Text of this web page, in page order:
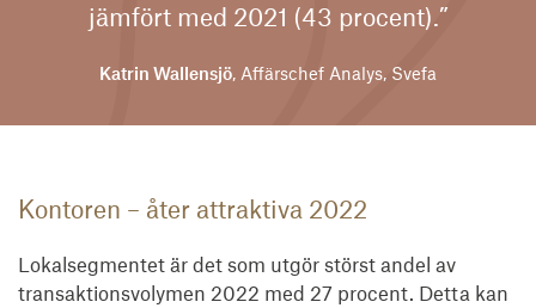
jämfört med 2021 (43 procent).”
Katrin Wallensjö, Affärschef Analys, Svefa
Kontoren – åter attraktiva 2022
Lokalsegmentet är det som utgör störst andel av
transaktionsvolymen 2022 med 27 procent. Detta kan